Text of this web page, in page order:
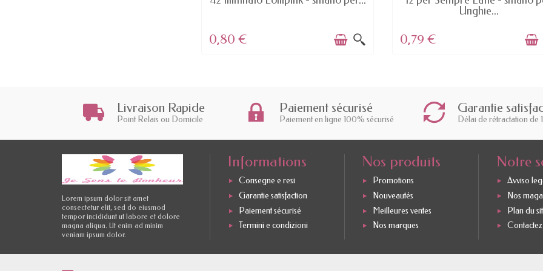
0,80 €
Unghie...
0,79 €
Livraison Rapide
Point Relais ou Domicile
Paiement sécurisé
Paiement en ligne 100% sécurisé
Garantie
Délai de rétractation de
Lorem ipsum dolor sit amet
consectetur elit, sed do eiusmod
tempor incididunt ut labore et dolore
magna aliqua. Ut enim ad minim
veniam ipsum dolor.
Informations
Consegne e resi
Garantie satisfaction
Paiement sécurisé
Termini e condizioni
Nos produits
Promotions
Nouveautés
Meilleures ventes
Nos marques
Notre
Avviso
Nos
Plan du